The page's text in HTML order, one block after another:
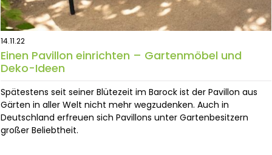
14.11.22
Einen Pavillon einrichten – Gartenmöbel und
Deko-Ideen
Spätestens seit seiner Blütezeit im Barock ist der Pavillon aus
Gärten in aller Welt nicht mehr wegzudenken. Auch in
Deutschland erfreuen sich Pavillons unter Gartenbesitzern
großer Beliebtheit.